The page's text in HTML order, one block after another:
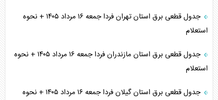
جدول قطعی برق استان تهران فردا جمعه ۱۶ مرداد ۱۴۰۵ + نحوه
استعلام
جدول قطعی برق استان مازندران فردا جمعه ۱۶ مرداد ۱۴۰۵ + نحوه
استعلام
جدول قطعی برق استان گیلان فردا جمعه ۱۶ مرداد ۱۴۰۵ + نحوه